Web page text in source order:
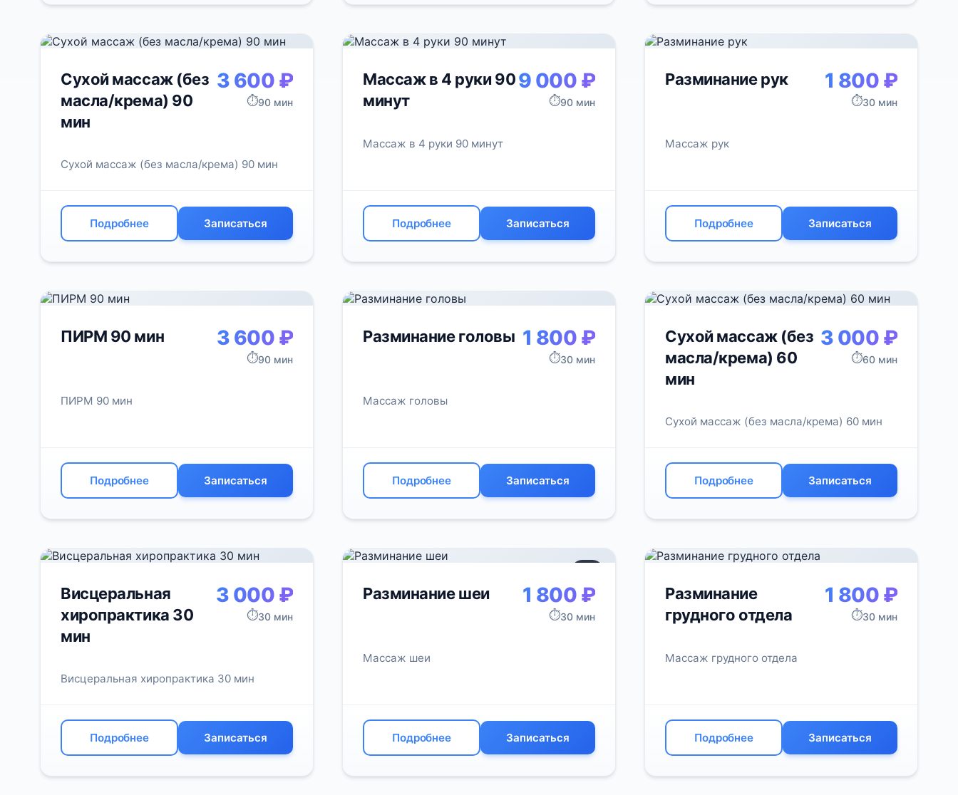
Сухой массаж (без
масла/крема) 90
мин
3 600 ₽
⏱️90 мин
Сухой массаж (без масла/крема) 90 мин
Подробнее Записаться
Массаж в 4 руки 90
минут
9 000 ₽
⏱️90 мин
Массаж в 4 руки 90 минут
Подробнее Записаться
Разминание рук 1 800 ₽
⏱️30 мин
Массаж рук
Подробнее Записаться
ПИРМ 90 мин 3 600 ₽
⏱️90 мин
ПИРМ 90 мин
Подробнее Записаться
Разминание головы 1 800 ₽
⏱️30 мин
Массаж головы
Подробнее Записаться
Сухой массаж (без
масла/крема) 60
мин
3 000 ₽
⏱️60 мин
Сухой массаж (без масла/крема) 60 мин
Подробнее Записаться
Висцеральная
хиропрактика 30
мин
3 000 ₽
⏱️30 мин
Висцеральная хиропрактика 30 мин
Подробнее Записаться
Разминание шеи 1 800 ₽
⏱️30 мин
Массаж шеи
Подробнее Записаться
Разминание
грудного отдела
1 800 ₽
⏱️30 мин
Массаж грудного отдела
Подробнее Записаться